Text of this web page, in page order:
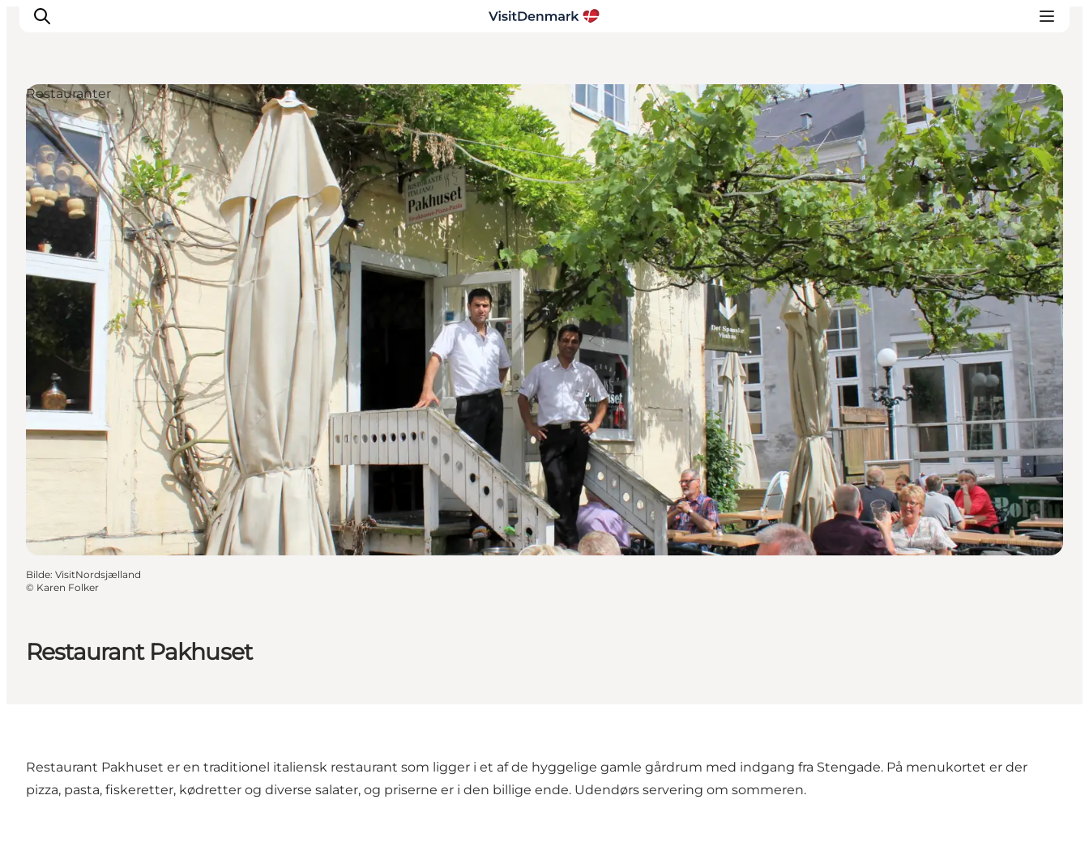
Inspirasjon
Reisemål
Aktiviteter
Overnatting
Planlegg reisen
Restaurant Pakhuset
Restauranter
Bilde: VisitNordsjælland
© Karen Folker
Restaurant Pakhuset er en traditionel italiensk restaurant som ligger i et af de hyggelige gamle gårdrum med indgang fra Stengade. På menukortet er der
pizza, pasta, fiskeretter, kødretter og diverse salater, og priserne er i den billige ende. Udendørs servering om sommeren.